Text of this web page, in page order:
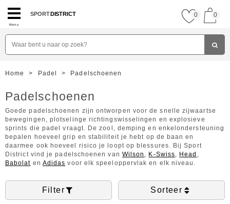
Menu
SPORTDISTRICT 0 0
Home > Padel > Padelschoenen
Padelschoenen
Goede padelschoenen zijn ontworpen voor de snelle zijwaartse
bewegingen, plotselinge richtingswisselingen en explosieve
sprints die padel vraagt. De zool, demping en enkelondersteuning
bepalen hoeveel grip en stabiliteit je hebt op de baan en
daarmee ook hoeveel risico je loopt op blessures. Bij Sport
District vind je padelschoenen van Wilson , K-Swiss, Head ,
Babolat en Adidas voor elk speeloppervlak en elk niveau.
Filter Sorteer